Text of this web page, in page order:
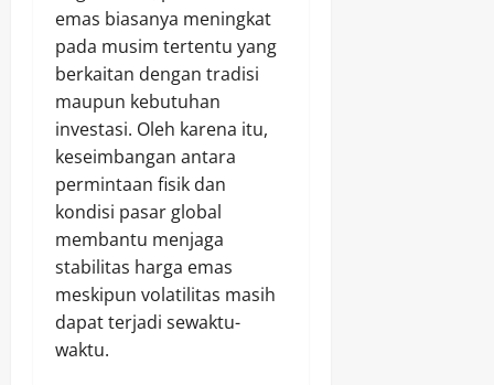
emas biasanya meningkat
pada musim tertentu yang
berkaitan dengan tradisi
maupun kebutuhan
investasi. Oleh karena itu,
keseimbangan antara
permintaan fisik dan
kondisi pasar global
membantu menjaga
stabilitas harga emas
meskipun volatilitas masih
dapat terjadi sewaktu-
waktu.